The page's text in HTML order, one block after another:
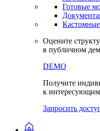
Получить
API & Data Feed
API and
Готовые
в публичном